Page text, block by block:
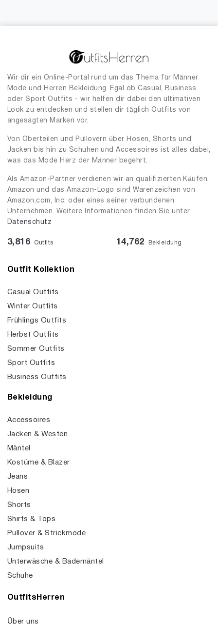
Wir dir ein Online-Portal rund um das Thema für Männer
Mode und Herren Bekleidung. Egal ob Casual, Business
oder Sport Outfits - wir helfen dir dabei den ultimativen
Look zu entdecken und stellen dir täglich Outfits von
angesagten Marken vor.
Von Oberteilen und Pullovern über Hosen, Shorts und
Jacken bis hin zu Schuhen und Accessoires ist alles dabei,
was das Mode Herz der Männer begehrt.
Als Amazon-Partner verdienen wir an qualifizierten Käufen.
Amazon und das Amazon-Logo sind Warenzeichen von
Amazon.com, Inc. oder eines seiner verbundenen
Unternehmen. Weitere Informationen finden Sie unter
Datenschutz
3,816 Outfits 14,762 Bekleidung
Outfit Kollektion
Casual Outfits
Winter Outfits
Frühlings Outfits
Herbst Outfits
Sommer Outfits
Sport Outfits
Business Outfits
Bekleidung
Accessoires
Jacken & Westen
Mäntel
Kostüme & Blazer
Jeans
Hosen
Shorts
Shirts & Tops
Pullover & Strickmode
Jumpsuits
Unterwäsche & Bademäntel
Schuhe
OutfitsHerren
Über uns